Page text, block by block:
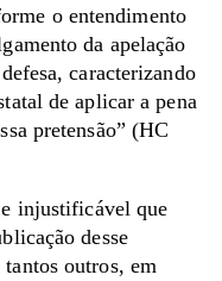
o entendimento
da apelação
caracterizando
de aplicar a pena
pretensão” (HC
e injustificável que
desse
outros, em